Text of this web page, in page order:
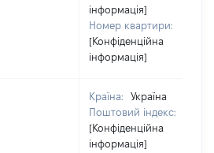
інформація]
Номер квартири:
[Конфіденційна
інформація]
Країна:
Україна
Поштовий індекс:
[Конфіденційна
інформація]